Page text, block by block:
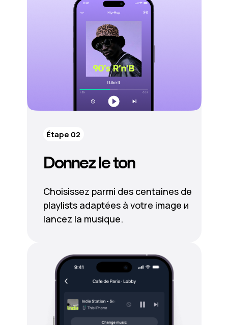
Donnez le ton
Choisissez parmi des centaines de
playlists adaptées à votre image и
lancez la musique.
Étape 02